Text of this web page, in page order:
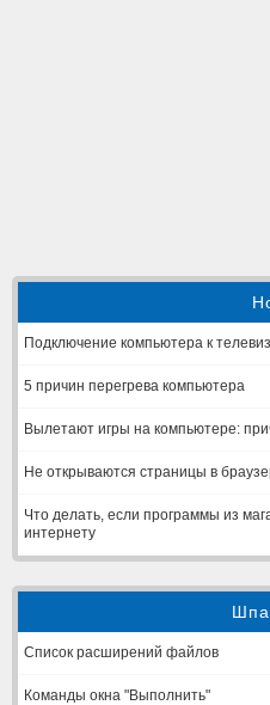
Подключение компьютера к
5 причин перегрева компьютера
Вылетают игры на компьютере:
Не открываются страницы в
Что делать, если программы из
интернету
Список расширений файлов
Команды окна "Выполнить"